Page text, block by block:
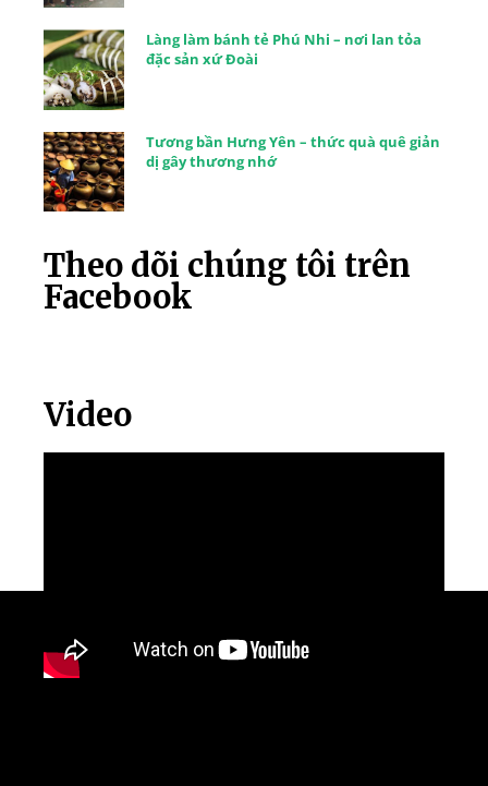
Làng làm bánh tẻ Phú Nhi – nơi lan tỏa
đặc sản xứ Đoài
Tương bần Hưng Yên – thức quà quê giản
dị gây thương nhớ
Theo dõi chúng tôi trên
Facebook
Video